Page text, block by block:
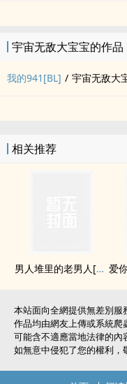
宇宙无敌大宝宝的作品
我的941[BL] / 宇宙无敌大
相关推荐
男人堆里的老男人[BL]
本站面向全網提供無差別服
作品均由網友上傳或系統爬
可能含不適應當地法律的內
如無意中侵犯了您的權利，